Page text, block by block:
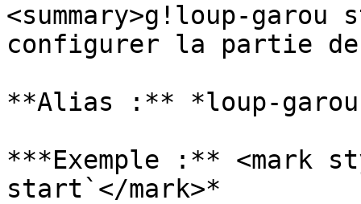
<summary>g!loup-
configurer la partie de
**Alias :** *loup-
***Exemple :** <mark
start`</mark>*